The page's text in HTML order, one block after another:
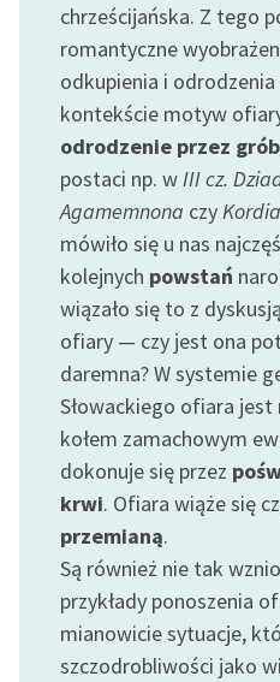
do domeny publicznej,
lektur szkolnych oraz
Starego Testamentu
Odkurzamy bohaterów
Szkoła Poezji Wolnych
Lektur
O nas
Kontakt
O projekcie
Zespół
Zasady wykorzystania
Wolnych Lektur
Logotypy
Materiały promocyjne
Polityka prywatności
chrześcijańska. Z tego
romantyczne
odkupienia i
kontekście motyw
odrodzenie przez grób
postaci np. wIII cz.
Agamemnona czy
mówiło się u nas
kolejnych powstań
wiązało się to z
ofiary — czy jest ona
daremna? W systemie
Słowackiego ofiara
kołem zamachowym
dokonuje się przez
krwi. Ofiara wiąże się
przemianą.
Są również nie tak
przykłady ponoszenia
mianowicie sytuacje,
szczodrobliwości jako